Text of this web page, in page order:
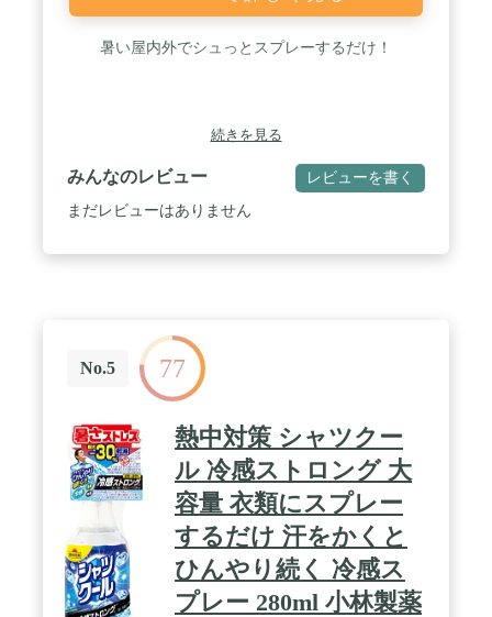
暑い屋内外でシュっとスプレーするだけ！
続きを見る
みんなのレビュー レビューを書く
まだレビューはありません
No.5 77
熱中対策 シャツクー
ル 冷感ストロング 大
容量 衣類にスプレー
するだけ 汗をかくと
ひんやり続く 冷感ス
プレー 280ml 小林製薬